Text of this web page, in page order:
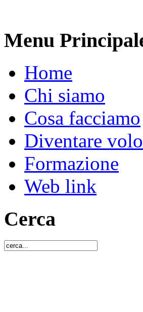
Menu
Home
Chi siamo
Cosa facciamo
Diventare
Formazione
Web link
Cerca